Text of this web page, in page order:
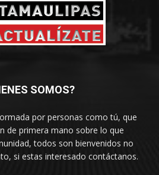
SOMOS?
por personas como tú, que
de primera mano sobre lo que
todos son bienvenidos no
si estas interesado contáctanos.